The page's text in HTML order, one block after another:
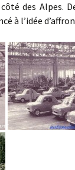
des Alpes.
à l’idée